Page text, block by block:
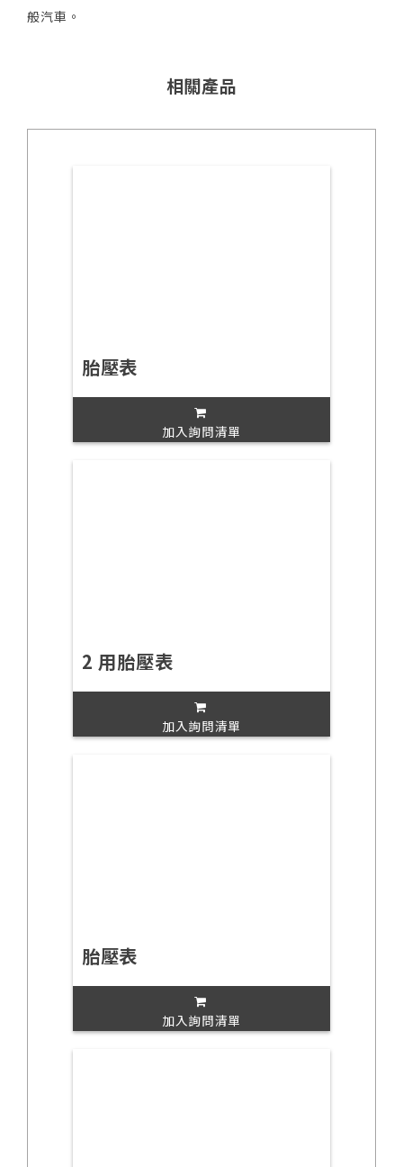
般汽車。
相關產品
胎壓表
加入詢問清單
2 用胎壓表
加入詢問清單
胎壓表
加入詢問清單